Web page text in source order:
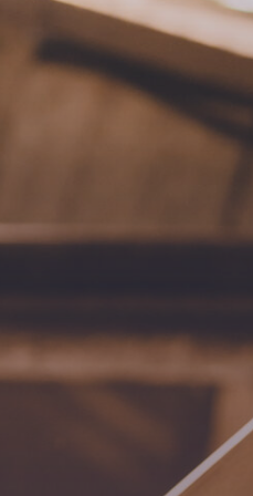
Tutkintolautakunta